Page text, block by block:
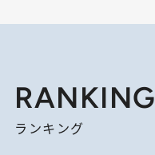
RANKING
ランキング